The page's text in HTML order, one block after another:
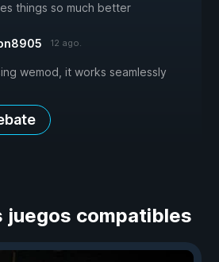
things so much better
12 ago.
wemod, it works seamlessly
juegos compatibles